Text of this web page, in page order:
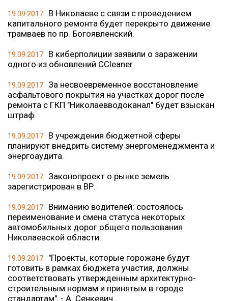
19.09.2017
В Николаеве с связи с проведением
капитального ремонта будет перекрыто движение
трамваев по пр. Богоявленский.
19.09.2017
B киберполиции заявили о заражении
одного из обновлений CCleaner.
19.09.2017
За несвоевременное восстановление
асфальтового покрытия на участках дорог после
ремонта с ГКП "Николаевводоканал" будет взыскан
штраф.
19.09.2017
В учреждения бюджетной сферы
планируют внедрить систему энергоменеджмента и
энергоаудита.
19.09.2017
Законопроект о рынке земель
зарегистрирован в ВР.
19.09.2017
Вниманию водителей: состоялось
переименование и смена статуса некоторых
автомобильных дорог общего пользования
Николаевской области.
19.09.2017
"Проекты, которые горожане будут
готовить в рамках бюджета участия, должны
соответствовать утвержденным архитектурно-
строительным нормам и принятым в городе
стандартам", - А. Сенкевич.